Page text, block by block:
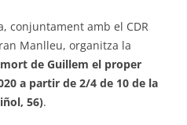
conjuntament amb el CDR
Manlleu, organitza la
mort de Guillem el proper
a partir de 2/4 de 10 de la
56).